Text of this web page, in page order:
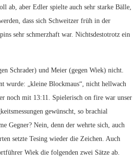
ab, aber Edler spielte auch sehr starke Bälle,
dass sich Schweitzer früh in der
sehr schmerzhaft war. Nichtsdestotrotz ein
Schrader) und Meier (gegen Wiek) nicht.
wurde: „kleine Blockmaus“, nicht hellwach
noch mit 13:11. Spielerisch on fire war unser
gewünscht, so brachial
Gegner? Nein, denn der wehrte sich, auch
setzte Tesing wieder die Zeichen. Auch
Wiek die folgenden zwei Sätze ab.